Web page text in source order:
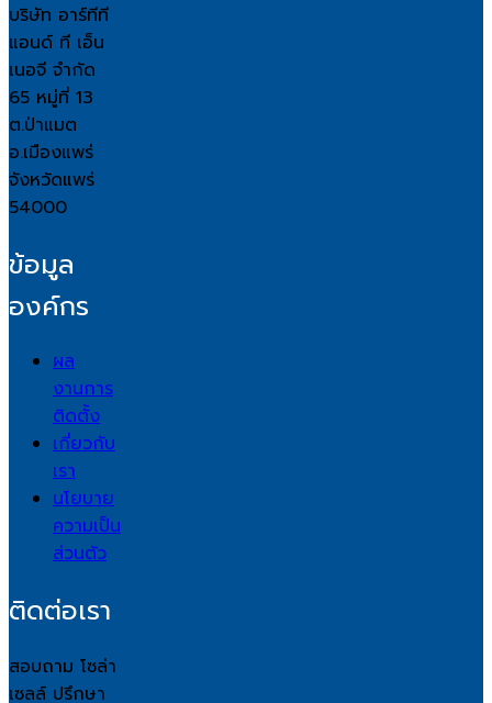
บริษัท อาร์ทีที
แอนด์ ที เอ็น
เนอจี จำกัด
65 หมู่ที่ 13
ต.ป่าแมต
อ.เมืองแพร่
จังหวัดแพร่
54000
ข้อมูล
องค์กร
ผล
งานการ
ติดตั้ง
เกี่ยวกับ
เรา
นโยบาย
ความเป็น
ส่วนตัว
ติดต่อเรา
สอบถาม โซล่า
เซลล์ ปรึกษา